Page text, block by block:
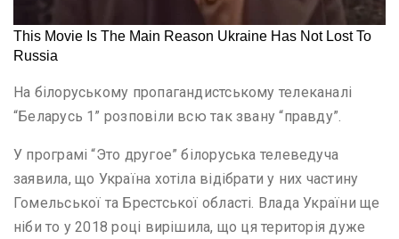
На білоруському пропагандистському телеканалі
“Беларусь 1” розповіли всю так звану “правду”.
У програмі “Это другое” білоруська телеведуча
заявила, що Україна хотіла відібрати у них частину
Гомельської та Брестської області. Влада України ще
ніби то у 2018 році вирішила, що ця територія дуже